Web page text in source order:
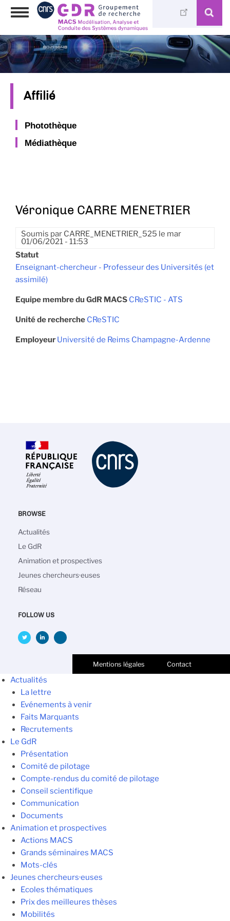
Aller
principal
Toggle
Affilié
Photothèque
Médiathèque
Véronique CARRE MENETRIER
Soumis par CARRE_MENETRIER_525 le mar
01/06/2021 - 11:53
Statut
Enseignant-chercheur - Professeur des Universités (et
assimilé)
Equipe membre du GdR MACS CReSTIC - ATS
Unité de recherche CReSTIC
Employeur Université de Reims Champagne-Ardenne
BROWSE
Navigation
principale
Actualités
Le GdR
Animation et prospectives
Jeunes chercheurs·euses
Réseau
FOLLOW US
Mentions légales Contact
Actualités
La lettre
Evénements à venir
Faits Marquants
Recrutements
Le GdR
Présentation
Comité de pilotage
Compte-rendus du comité de pilotage
Conseil scientifique
Communication
Documents
Animation et prospectives
Actions MACS
Grands séminaires MACS
Mots-clés
Jeunes chercheurs·euses
Ecoles thématiques
Prix des meilleures thèses
Mobilités